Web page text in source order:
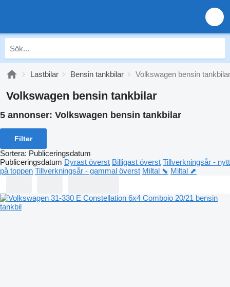
Lastbilar Bensin tankbilar Volkswagen bensin tankbilar
Volkswagen bensin tankbilar
5 annonser: Volkswagen bensin tankbilar
Filter
Sortera: Publiceringsdatum
Publiceringsdatum Dyrast överst Billigast överst Tillverkningsår - nytt
på toppen Tillverkningsår - gammal överst Miltal ⬊ Miltal ⬈